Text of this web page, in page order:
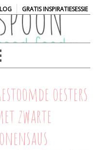
| GRATIS INSPIRATIESESSIE
oesters
zwarte